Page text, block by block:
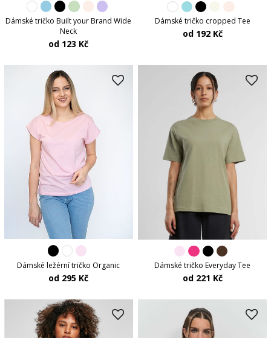
Dámské tričko Built your Brand Wide
Neck
od 123 Kč
Dámské tričko cropped Tee
od 192 Kč
Dámské ležérní tričko Organic
od 295 Kč
Dámské tričko Everyday Tee
od 221 Kč